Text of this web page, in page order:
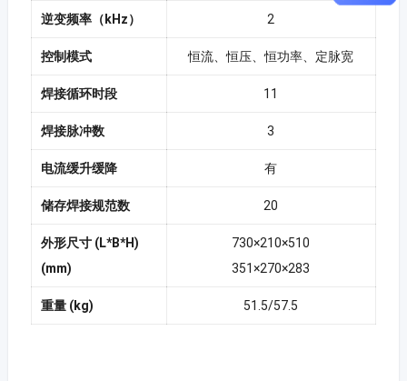
逆变频率（kHz） 2
控制模式 恒流、恒压、恒功率、定脉宽
焊接循环时段 11
焊接脉冲数 3
电流缓升缓降 有
储存焊接规范数 20
外形尺寸 (L*B*H)
(mm)
730×210×510
351×270×283
重量 (kg) 51.5/57.5